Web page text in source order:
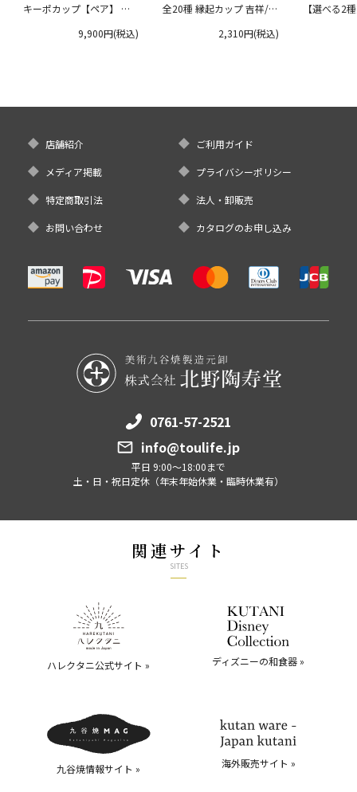
キーポカップ【ペア】 ラ
9,900円(税込)
全20種 縁起カップ 吉祥/青
2,310円(税込)
【選べる2
店舗紹介 ご利用ガイド
メディア掲載 プライバシーポリシー
特定商取引法 法人・卸販売
お問い合わせ カタログのお申し込み
0761-57-2521
info@toulife.jp
平日 9:00～18:00まで
土・日・祝日定休（年末年始休業・臨時休業有）
関連サイト
SITES
ハレクタニ公式サイト » ディズニーの和食器 »
九谷焼情報サイト » 海外販売サイト »